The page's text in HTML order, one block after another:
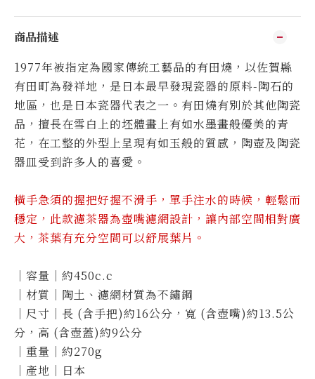
商品描述
1977年被指定為國家傳統工藝品的有田燒，以佐賀縣
有田町為發祥地，是日本最早發現瓷器的原料-陶石的
地區，也是日本瓷器代表之一。有田燒有別於其他陶瓷
品，擅長在雪白上的坯體畫上有如水墨畫般優美的青
花，在工整的外型上呈現有如玉般的質感，陶壺及陶瓷
器皿受到許多人的喜愛。
橫手急須的握把好握不滑手，單手注水的時候，輕鬆而
穩定，此款濾茶器為壺嘴濾網設計，讓內部空間相對廣
大，茶葉有充分空間可以舒展葉片。
｜容量｜約450c.c
｜材質｜陶土、濾網材質為不鏽鋼
｜尺寸｜長 (含手把)約16公分，寬 (含壺嘴)約13.5公
分，高 (含壺蓋)約9公分
｜重量｜約270g
｜產地｜日本